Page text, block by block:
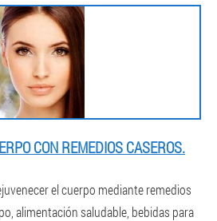
CON REMEDIOS CASEROS.
el cuerpo mediante remedios
alimentación saludable, bebidas para